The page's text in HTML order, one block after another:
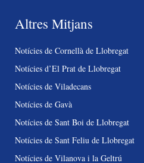
Altres Mitjans
Notícies de Cornellà de Llobregat
Notícies d’El Prat de Llobregat
Notícies de Viladecans
Notícies de Gavà
Notícies de Sant Boi de Llobregat
Notícies de Sant Feliu de Llobregat
Notícies de Vilanova i la Geltrú